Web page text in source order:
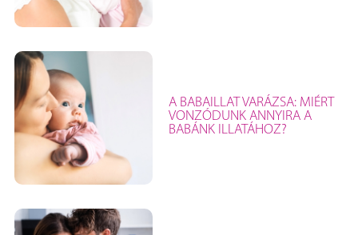
A BABAILLAT VARÁZSA: MIÉRT
VONZÓDUNK ANNYIRA A
BABÁNK ILLATÁHOZ?